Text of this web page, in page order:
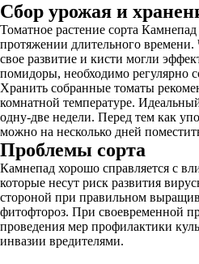
Сбор урожая и
Томатное растение сорта
протяжении длительного
свое развитие и кисти могли
помидоры, необходимо регулярно
Хранить собранные томаты
комнатной температуре.
одну-две недели. Перед тем как
можно на несколько дней
Проблемы сорта
Камнепад хорошо справляется с
которые несут риск развития
стороной при правильном
фитофтороз. При своевременной
проведения мер профилактики
инвазии вредителями.